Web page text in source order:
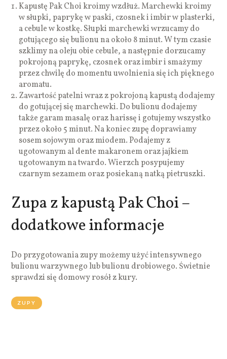
Kapustę Pak Choi kroimy wzdłuż. Marchewki kroimy
w słupki, paprykę w paski, czosnek i imbir w plasterki,
a cebule w kostkę. Słupki marchewki wrzucamy do
gotującego się bulionu na około 8 minut. W tym czasie
szklimy na oleju obie cebule, a następnie dorzucamy
pokrojoną paprykę, czosnek oraz imbir i smażymy
przez chwilę do momentu uwolnienia się ich pięknego
aromatu.
Zawartość patelni wraz z pokrojoną kapustą dodajemy
do gotującej się marchewki. Do bulionu dodajemy
także garam masalę oraz harissę i gotujemy wszystko
przez około 5 minut. Na koniec zupę doprawiamy
sosem sojowym oraz miodem. Podajemy z
ugotowanym al dente makaronem oraz jajkiem
ugotowanym na twardo. Wierzch posypujemy
czarnym sezamem oraz posiekaną natką pietruszki.
Zupa z kapustą Pak Choi –
dodatkowe informacje
Do przygotowania zupy możemy użyć intensywnego
bulionu warzywnego lub bulionu drobiowego. Świetnie
sprawdzi się domowy rosół z kury.
ZUPY